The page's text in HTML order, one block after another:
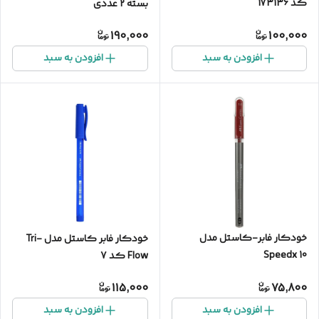
کد 173136
100,000
افزودن به سبد
بسته 2 عددی
190,000
افزودن به سبد
خودکار فابر-کاستل مدل
Speedx 10
75,800
افزودن به سبد
خودکار فابر کاستل مدل Tri-
Flow کد 7
115,000
افزودن به سبد